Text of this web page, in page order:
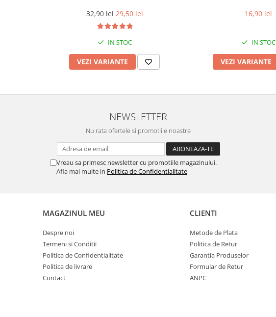
32,90 lei29,50 lei
IN STOC
VEZI VARIANTE
16,90 lei
IN STOC
VEZI VARIANTE
NEWSLETTER
Nu rata ofertele si promotiile noastre
Vreau sa primesc newsletter cu promotiile magazinului.
Afla mai multe in Politica de Confidentialitate
MAGAZINUL MEU
Despre noi
Termeni si Conditii
Politica de Confidentialitate
Politica de livrare
Contact
CLIENTI
Metode de Plata
Politica de Retur
Garantia Produselor
Formular de Retur
ANPC